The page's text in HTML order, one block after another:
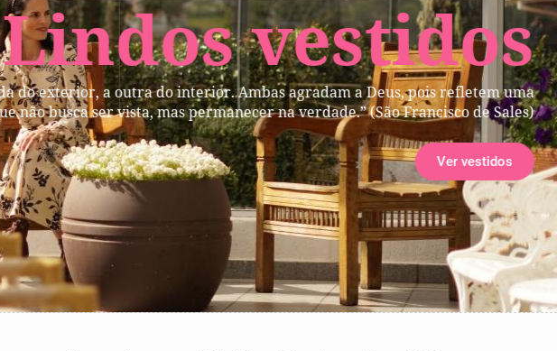
vestidos
a outra do interior. Ambas agradam a Deus, pois refletem uma
ser vista, mas permanecer na verdade.” (São Francisco de Sales)
Ver vestidos